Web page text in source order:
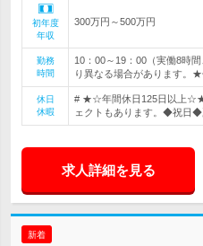
初年度
年収
300万円～500万円
勤務
時間
10：00～19：00（実働8時
り異なる場合があります。
休日
休暇
# ★☆年間休日125日以上
ェクトもあります。◆祝日
求人詳細を見る
新着